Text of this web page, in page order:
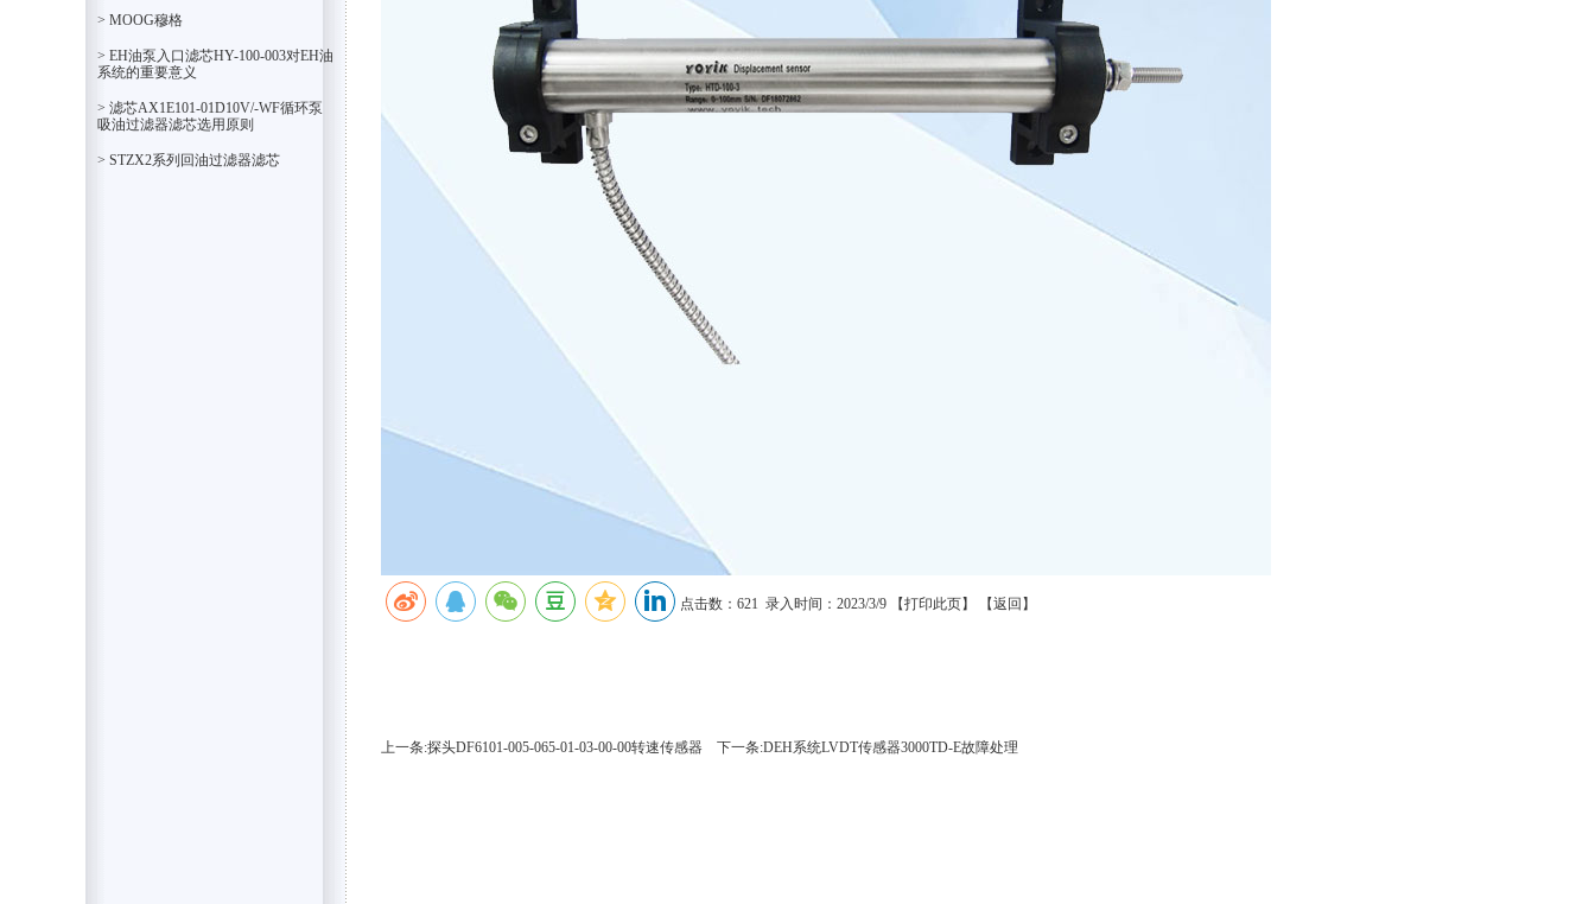
> MOOG穆格
> EH油泵入口滤芯HY-100-003对EH油
系统的重要意义
> 滤芯AX1E101-01D10V/-WF循环泵
吸油过滤器滤芯选用原则
> STZX2系列回油过滤器滤芯
点击数：621 录入时间：2023/3/9 【打印此页】 【返回 】
上一条:探头DF6101-005-065-01-03-00-00转速传感器 下一条:DEH系统LVDT传感器3000TD-E故障处理